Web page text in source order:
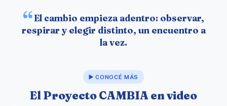
El cambio empieza adentro: observar,
respirar y elegir distinto, un encuentro a
la vez.
▶️ CONOCÉ MÁS
El Proyecto CAMBIA en video